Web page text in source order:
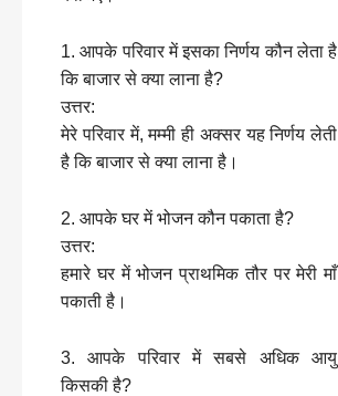
1. आपके परिवार में इसका निर्णय कौन लेता है
कि बाजार से क्या लाना है?
उत्तर:
मेरे परिवार में, मम्मी ही अक्सर यह निर्णय लेती
है कि बाजार से क्या लाना है।
2. आपके घर में भोजन कौन पकाता है?
उत्तर:
हमारे घर में भोजन प्राथमिक तौर पर मेरी माँ
पकाती है।
3. आपके परिवार में सबसे अधिक आयु
किसकी है?